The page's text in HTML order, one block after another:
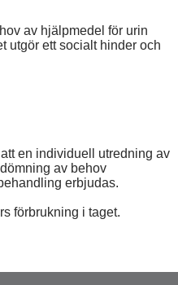
av hjälpmedel för urin
utgör ett socialt hinder och
en individuell utredning av
av behov
erbjudas.
förbrukning i taget.